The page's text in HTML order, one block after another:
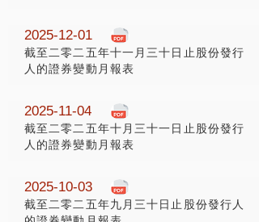
2025-12-01
截至二零二五年十一月三十日止股份發行
人的證券變動月報表
2025-11-04
截至二零二五年十月三十一日止股份發行
人的證券變動月報表
2025-10-03
截至二零二五年九月三十日止股份發行人